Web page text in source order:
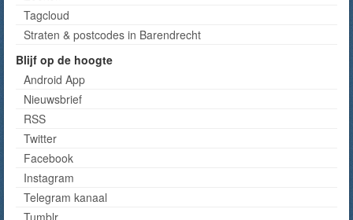
Tagcloud
Straten & postcodes in Barendrecht
Blijf op de hoogte
Android App
Nieuwsbrief
RSS
Twitter
Facebook
Instagram
Telegram kanaal
Tumblr